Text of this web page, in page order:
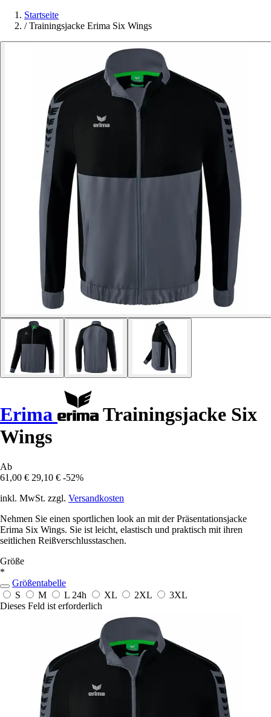
Startseite
/ Trainingsjacke Erima Six Wings
Erima
Trainingsjacke Six
Wings
Ab
61,00 € 29,10 € -52%
inkl. MwSt. zzgl. Versandkosten
Nehmen Sie einen sportlichen look an mit der Präsentationsjacke
Erima Six Wings. Sie ist leicht, elastisch und praktisch mit ihren
seitlichen Reißverschlusstaschen.
Größe
*
Größentabelle
S
M L 24h XL 2XL
3XL
Dieses Feld ist erforderlich